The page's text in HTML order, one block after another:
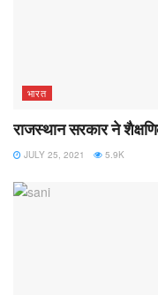
भारत
राजस्थान सरकार ने
JULY 25, 2021 5.9K